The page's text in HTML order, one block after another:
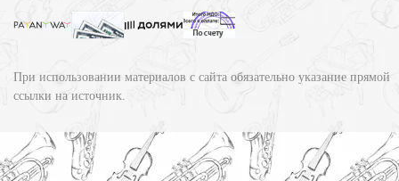
При использовании материалов с сайта обязательно указание прямой
ссылки на источник.